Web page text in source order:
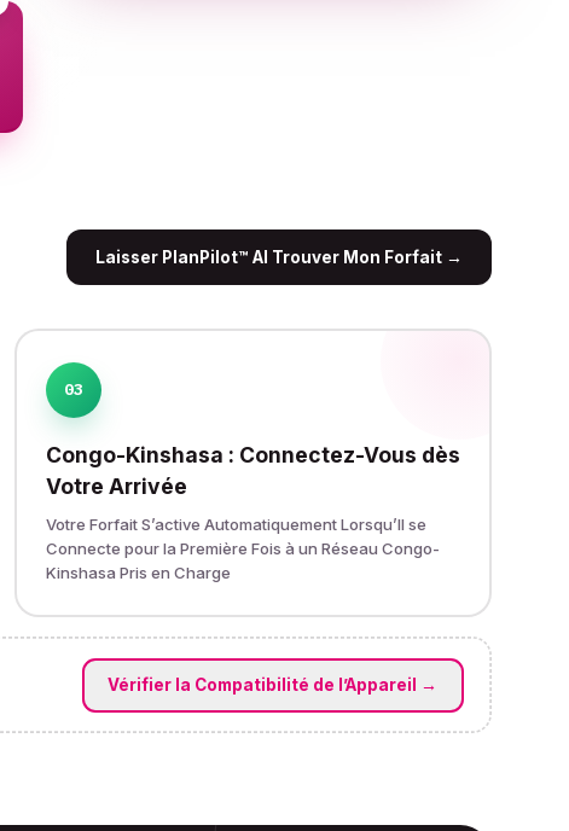
Laisser PlanPilot™ AI Trouver Mon Forfait →
03
Congo-Kinshasa : Connectez-Vous dès
Votre Arrivée
Votre Forfait S’active Automatiquement Lorsqu’Il se
Connecte pour la Première Fois à un Réseau Congo-
Kinshasa Pris en Charge
Vérifier la Compatibilité de l’Appareil →